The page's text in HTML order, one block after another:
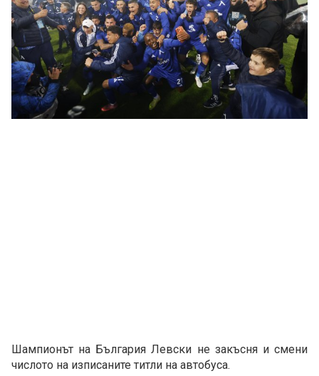
Шампионът на България Левски не закъсня и смени
числото на изписаните титли на автобуса.